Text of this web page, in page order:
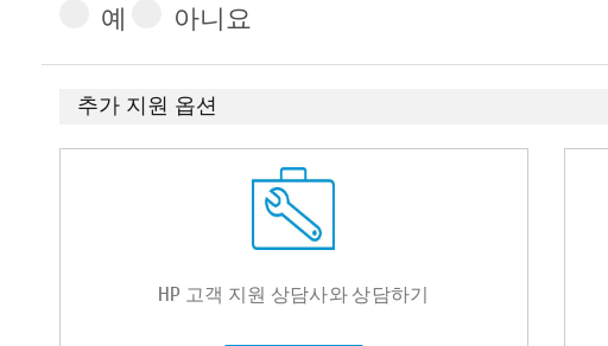
예 아니요
추가 지원 옵션
HP 고객 지원 상담사와 상담하기